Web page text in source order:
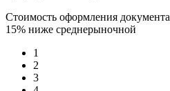
Стоимость оформления
15% ниже среднерыночной
1
2
3